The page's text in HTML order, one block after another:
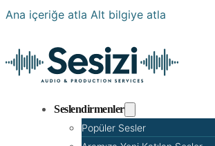
Ana içeriğe atla Alt bilgiye atla
Seslendirmenler
Popüler Sesler